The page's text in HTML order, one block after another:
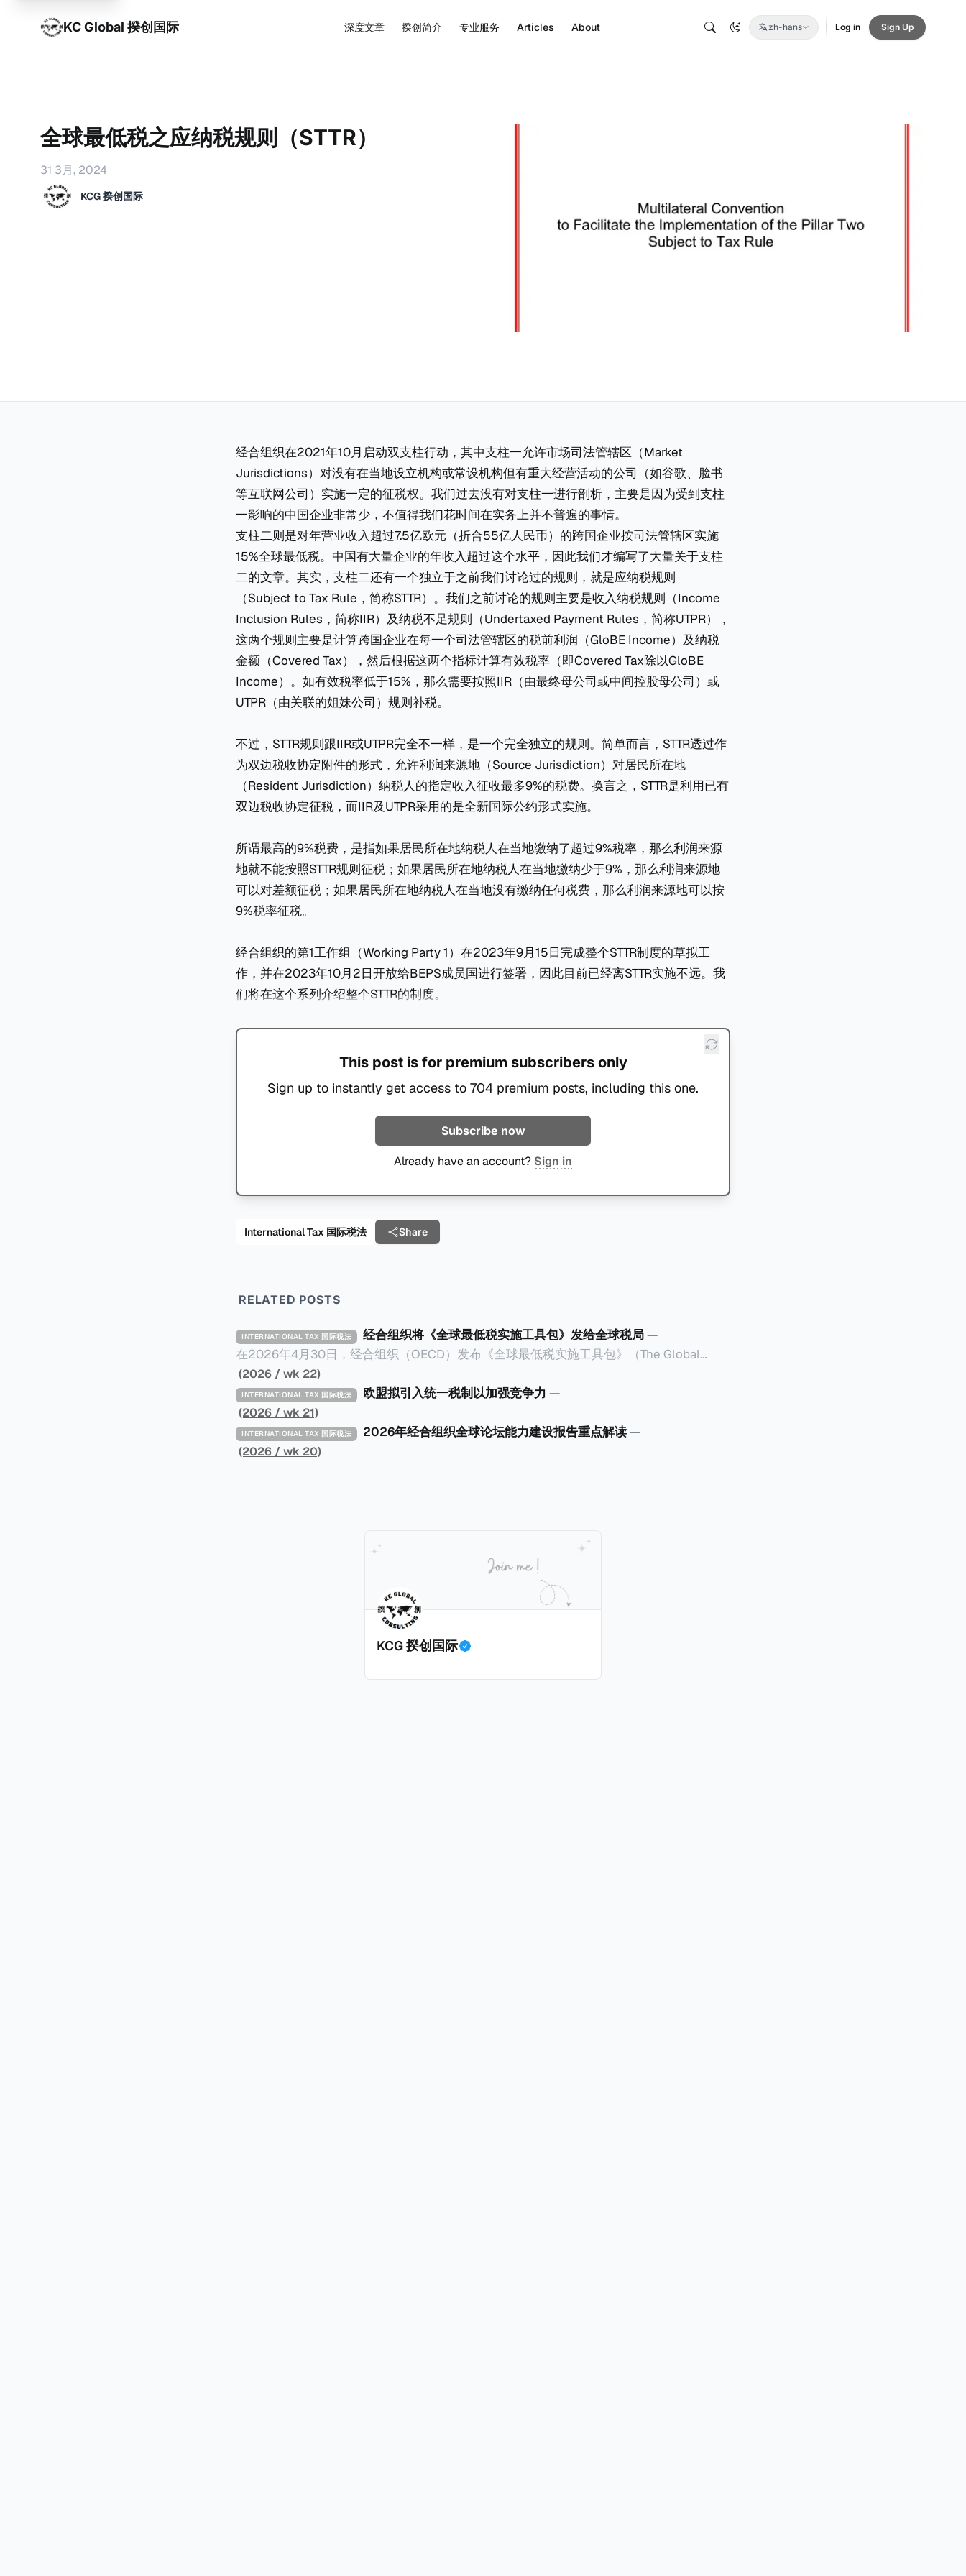
KC Global 揆创国际 深度文章 揆创简介 专业服务 Articles About zh-hans Log in Sign Up
全球最低税之应纳税规则（STTR）
31 3月, 2024
KCG 揆创国际
经合组织在2021年10月启动双支柱行动，其中支柱一允许市场司法管辖区（Market
Jurisdictions）对没有在当地设立机构或常设机构但有重大经营活动的公司（如谷歌、脸书
等互联网公司）实施一定的征税权。我们过去没有对支柱一进行剖析，主要是因为受到支柱
一影响的中国企业非常少，不值得我们花时间在实务上并不普遍的事情。
支柱二则是对年营业收入超过7.5亿欧元（折合55亿人民币）的跨国企业按司法管辖区实施
15%全球最低税。中国有大量企业的年收入超过这个水平，因此我们才编写了大量关于支柱
二的文章。其实，支柱二还有一个独立于之前我们讨论过的规则，就是应纳税规则
（Subject to Tax Rule，简称STTR）。我们之前讨论的规则主要是收入纳税规则（Income
Inclusion Rules，简称IIR）及纳税不足规则（Undertaxed Payment Rules，简称UTPR），
这两个规则主要是计算跨国企业在每一个司法管辖区的税前利润（GloBE Income）及纳税
金额（Covered Tax），然后根据这两个指标计算有效税率（即Covered Tax除以GloBE
Income）。如有效税率低于15%，那么需要按照IIR（由最终母公司或中间控股母公司）或
UTPR（由关联的姐妹公司）规则补税。
不过，STTR规则跟IIR或UTPR完全不一样，是一个完全独立的规则。简单而言，STTR透过作
为双边税收协定附件的形式，允许利润来源地（Source Jurisdiction）对居民所在地
（Resident Jurisdiction）纳税人的指定收入征收最多9%的税费。换言之，STTR是利用已有
双边税收协定征税，而IIR及UTPR采用的是全新国际公约形式实施。
所谓最高的9%税费，是指如果居民所在地纳税人在当地缴纳了超过9%税率，那么利润来源
地就不能按照STTR规则征税；如果居民所在地纳税人在当地缴纳少于9%，那么利润来源地
可以对差额征税；如果居民所在地纳税人在当地没有缴纳任何税费，那么利润来源地可以按
9%税率征税。
经合组织的第1工作组（Working Party 1）在2023年9月15日完成整个STTR制度的草拟工
作，并在2023年10月2日开放给BEPS成员国进行签署，因此目前已经离STTR实施不远。我
们将在这个系列介绍整个STTR的制度。
This post is for premium subscribers only
Sign up to instantly get access to 704 premium posts, including this one.
Subscribe now
Already have an account? Sign in
International Tax 国际税法 Share
RELATED POSTS
INTERNATIONAL TAX 国际税法 经合组织将《全球最低税实施工具包》发给全球税局—
在2026年4月30日，经合组织（OECD）发布《全球最低税实施工具包》（The Global
Minimum Tax Implementation Toolkit），为各国税务机关和政策制定者提供一套可操作的
路线图，以确保全球最低税规则协调一致、高效落地。 《工具包》的主要内容总结如下：
一、 核心目标与背景 全球最低税规则旨在确保大型跨国企业在其运营的每个司法管辖区支付
至少15%的最低税款。《工具包》主要目标是协助税务机关建立稳健且高效的国内合规框
架，识别最佳实践，并减少纳税人与征管机构的合规负担。
(2026 / wk 22)
INTERNATIONAL TAX 国际税法 欧盟拟引入统一税制以加强竞争力 —
(2026 / wk 21)
INTERNATIONAL TAX 国际税法 2026年经合组织全球论坛能力建设报告重点解读—
(2026 / wk 20)
KCG 揆创国际